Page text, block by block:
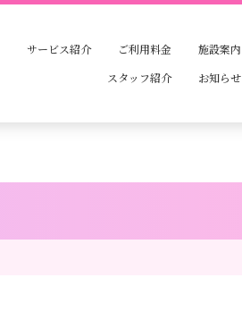
サービス紹介 ご利用料金
施設案内
スタッフ紹介
お知らせ